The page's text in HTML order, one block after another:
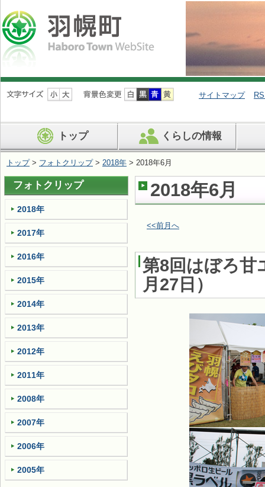
ナ
ビ
ン
を
ば
す
サイトマップ
トップ くらしの情報
トップ> フォトクリップ> 2018年 > 2018年6月
2018年6月
<<前月へ
第8回はぼろ甘
月27日 ）
フォトクリップ
2018年
2017年
2016年
2015年
2014年
2013年
2012年
2011年
2008年
2007年
2006年
2005年